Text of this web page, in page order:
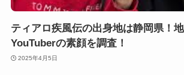
ティアロ疾風伝の出身地は静岡県！
YouTuberの素顔を調査！
2025年4月5日